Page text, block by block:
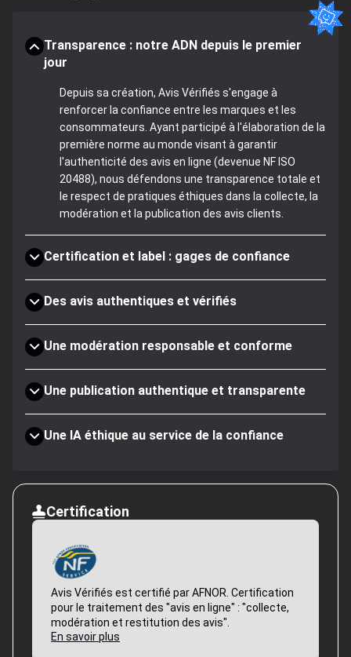
Transparence : notre ADN depuis le premier
jour
Depuis sa création, Avis Vérifiés s'engage à
renforcer la confiance entre les marques et les
consommateurs. Ayant participé à l'élaboration de la
première norme au monde visant à garantir
l'authenticité des avis en ligne (devenue NF ISO
20488), nous défendons une transparence totale et
le respect de pratiques éthiques dans la collecte, la
modération et la publication des avis clients.
Certification et label : gages de confiance
Des avis authentiques et vérifiés
Une modération responsable et conforme
Une publication authentique et transparente
Une IA éthique au service de la confiance
Certification
Avis Vérifiés est certifié par AFNOR. Certification
pour le traitement des "avis en ligne" : "collecte,
modération et restitution des avis".
En savoir plus